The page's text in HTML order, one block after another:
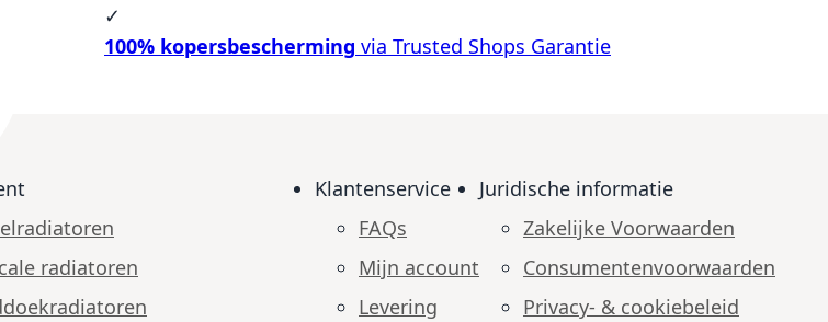
✓
100% kopersbescherming via Trusted Shops Garantie
radiatoren
Klantenservice
FAQs
Mijn account
Levering
Juridische informatie
Zakelijke Voorwaarden
Consumenten­voorwaarden
Privacy- & cookiebeleid